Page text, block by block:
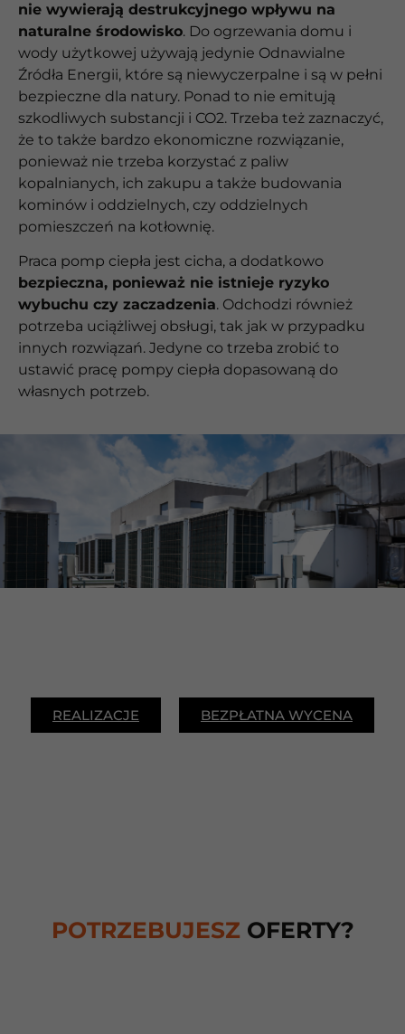
nie wywierają destrukcyjnego wpływu na
naturalne środowisko. Do ogrzewania domu i
wody użytkowej używają jedynie Odnawialne
Źródła Energii, które są niewyczerpalne i są w pełni
bezpieczne dla natury. Ponad to nie emitują
szkodliwych substancji i CO2. Trzeba też zaznaczyć,
że to także bardzo ekonomiczne rozwiązanie,
ponieważ nie trzeba korzystać z paliw
kopalnianych, ich zakupu a także budowania
kominów i oddzielnych, czy oddzielnych
pomieszczeń na kotłownię.
Praca pomp ciepła jest cicha, a dodatkowo
bezpieczna, ponieważ nie istnieje ryzyko
wybuchu czy zaczadzenia. Odchodzi również
potrzeba uciążliwej obsługi, tak jak w przypadku
innych rozwiązań. Jedyne co trzeba zrobić to
ustawić pracę pompy ciepła dopasowaną do
własnych potrzeb.
REALIZACJE BEZPŁATNA WYCENA
POTRZEBUJESZ OFERTY?